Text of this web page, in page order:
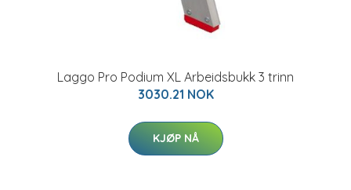
Laggo Pro Podium XL Arbeidsbukk 3 trinn
3030.21 NOK
KJØP NÅ